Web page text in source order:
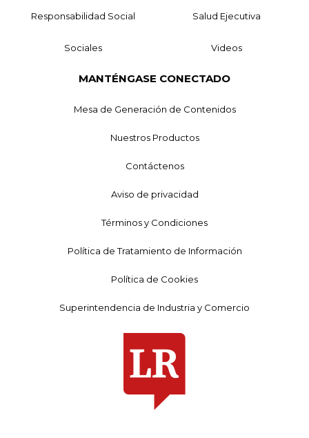
Responsabilidad Social Salud Ejecutiva
Sociales Videos
MANTÉNGASE CONECTADO
Mesa de Generación de Contenidos
Nuestros Productos
Contáctenos
Aviso de privacidad
Términos y Condiciones
Política de Tratamiento de Información
Política de Cookies
Superintendencia de Industria y Comercio